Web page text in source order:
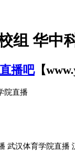
组 华中
播吧【
院直播
武汉体育学院直播